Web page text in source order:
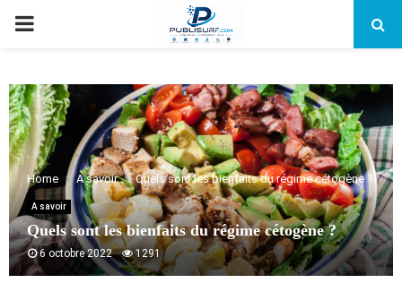
PRIMARY
Home A savoir Quels sont les bienfaits du régime cétogène ?
A savoir
Quels sont les bienfaits du régime cétogène ?
6 octobre 2022 1291